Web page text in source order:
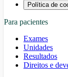
Política de
Para pacientes
Exames
Unidades
Resultados
Direitos e